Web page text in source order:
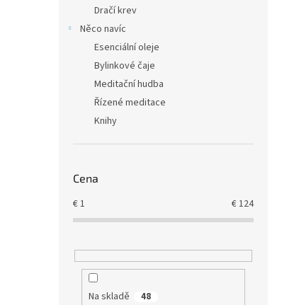
Dračí krev
Něco navíc
Esenciální oleje
Bylinkové čaje
Meditační hudba
Řízené meditace
Knihy
Cena
€1 €124
Na skladě 48